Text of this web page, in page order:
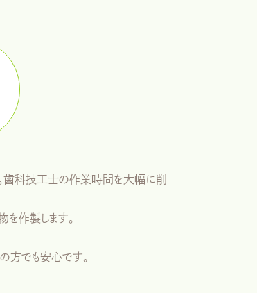
歯科技工士の作業時間を大幅に削
を作製します。
方でも安心です。